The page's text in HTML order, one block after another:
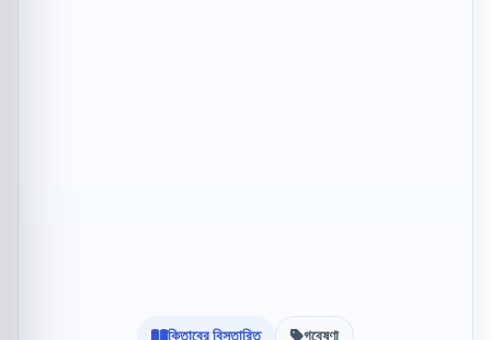
কিতাবের বিস্তারিত গবেষণা